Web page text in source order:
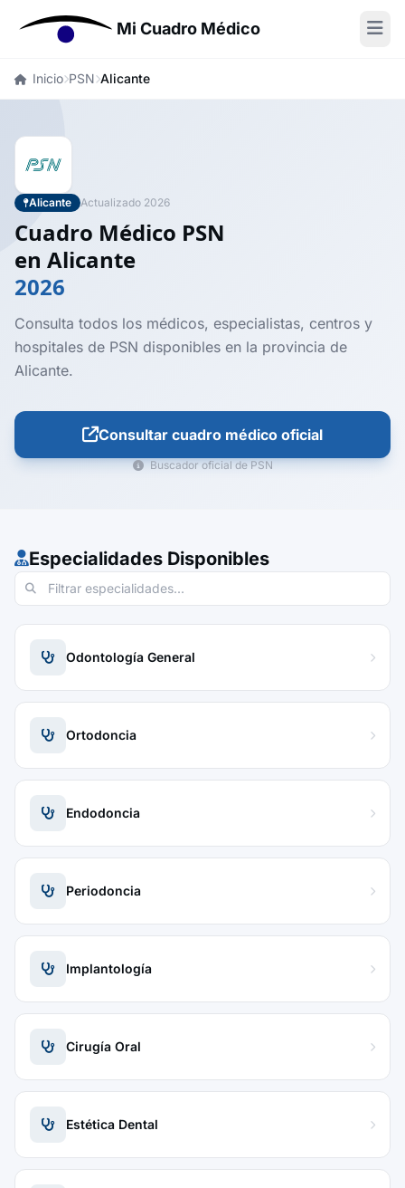
Mi Cuadro Médico
Inicio PSN Alicante
Alicante Actualizado 2026
Cuadro Médico PSN
en Alicante
2026
Consulta todos los médicos, especialistas, centros y
hospitales de PSN disponibles en la provincia de
Alicante.
Consultar cuadro médico oficial
Buscador oficial de PSN
Especialidades Disponibles
Odontología General
Ortodoncia
Endodoncia
Periodoncia
Implantología
Cirugía Oral
Estética Dental